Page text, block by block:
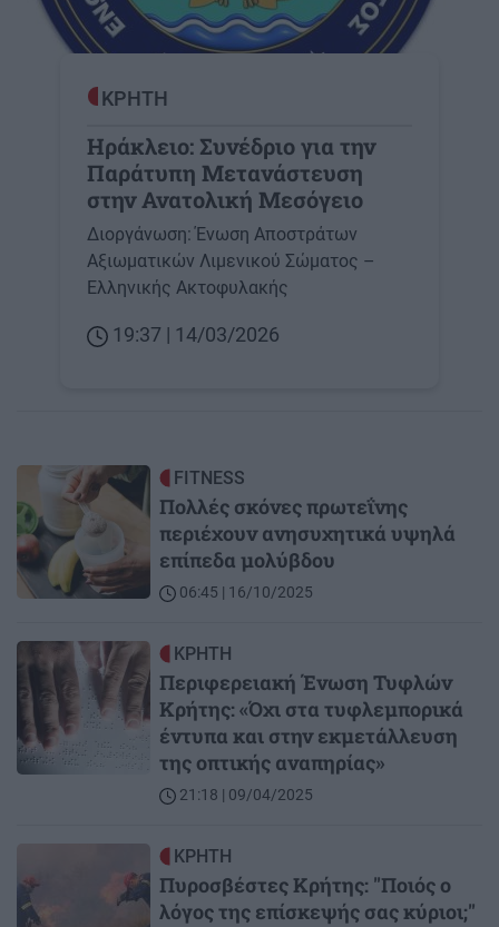
ΚΡΗΤΗ
Ηράκλειο: Συνέδριο για την
Παράτυπη Μετανάστευση
στην Ανατολική Μεσόγειο
Διοργάνωση: Ένωση Αποστράτων
Αξιωματικών Λιμενικού Σώματος –
Ελληνικής Ακτοφυλακής
19:37 | 14/03/2026
Image FITNESS
Πολλές σκόνες πρωτεΐνης
περιέχουν ανησυχητικά υψηλά
επίπεδα μολύβδου
06:45 | 16/10/2025
ΚΡΗΤΗ
Περιφερειακή Ένωση Τυφλών
Κρήτης: «Όχι στα τυφλεμπορικά
έντυπα και στην εκμετάλλευση
της οπτικής αναπηρίας»
21:18 | 09/04/2025
ΚΡΗΤΗ
Πυροσβέστες Κρήτης: "Ποιός ο
λόγος της επίσκεψής σας κύριοι;"